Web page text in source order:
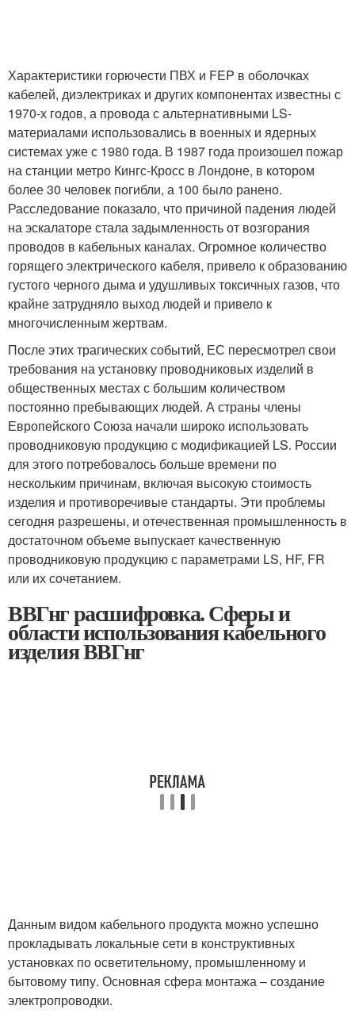
Характеристики горючести ПВХ и FEP в оболочках
кабелей, диэлектриках и других компонентах известны с
1970-х годов, а провода с альтернативными LS-
материалами использовались в военных и ядерных
системах уже с 1980 года. В 1987 года произошел пожар
на станции метро Кингс-Кросс в Лондоне, в котором
более 30 человек погибли, а 100 было ранено.
Расследование показало, что причиной падения людей
на эскалаторе стала задымленность от возгорания
проводов в кабельных каналах. Огромное количество
горящего электрического кабеля, привело к образованию
густого черного дыма и удушливых токсичных газов, что
крайне затрудняло выход людей и привело к
многочисленным жертвам.
После этих трагических событий, ЕС пересмотрел свои
требования на установку проводниковых изделий в
общественных местах с большим количеством
постоянно пребывающих людей. А страны члены
Европейского Союза начали широко использовать
проводниковую продукцию с модификацией LS. России
для этого потребовалось больше времени по
нескольким причинам, включая высокую стоимость
изделия и противоречивые стандарты. Эти проблемы
сегодня разрешены, и отечественная промышленность в
достаточном объеме выпускает качественную
проводниковую продукцию с параметрами LS, HF, FR
или их сочетанием.
ВВГнг расшифровка. Сферы и
области использования кабельного
изделия ВВГнг
Данным видом кабельного продукта можно успешно
прокладывать локальные сети в конструктивных
установках по осветительному, промышленному и
бытовому типу. Основная сфера монтажа – создание
электропроводки.